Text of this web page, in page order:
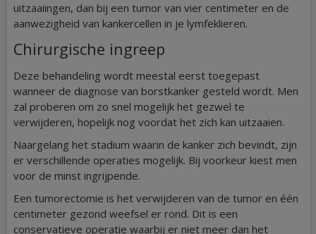
uitzaaiingen, dan bij een tumor van vier centimeter en de
aanwezigheid van kankercellen in je lymfeklieren.
Chirurgische ingreep
Deze behandeling wordt meestal eerst toegepast
wanneer de diagnose van borstkanker gesteld wordt. Men
zal proberen om zo snel mogelijk het gezwel te
verwijderen, hopelijk nog voordat het zich kan uitzaaien.
Naargelang het stadium waarin de kanker zich bevindt, zijn
er verschillende operaties mogelijk. Bij voorkeur kiest men
voor de minst ingrijpende.
Een tumorectomie is het verwijderen van de tumor en één
centimeter gezond weefsel er rond. Dit is een
conservatieve operatie waarbij er niet meer dan het